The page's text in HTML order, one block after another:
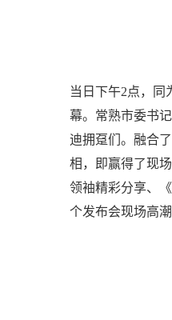
当日下午2点，同
幕。常熟市委书
迪拥趸们。融合
相，即赢得了现
领袖精彩分享、
个发布会现场高